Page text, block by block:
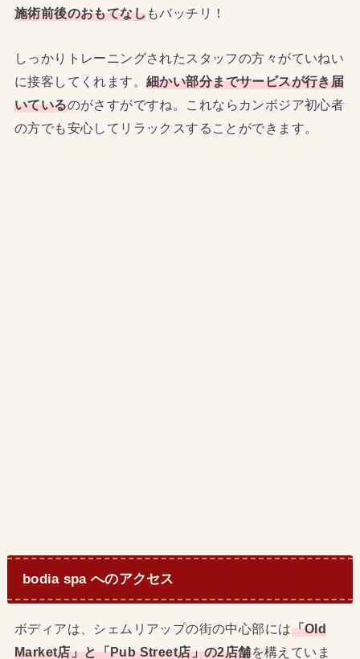
施術前後のおもてなしもバッチリ！
しっかりトレーニングされたスタッフの方々がていねい
に接客してくれます。細かい部分までサービスが行き届
いているのがさすがですね。これならカンボジア初心者
の方でも安心してリラックスすることができます。
bodia spa へのアクセス
ボディアは、シェムリアップの街の中心部には「Old
Market店」と「Pub Street店」の2店舗を構えていま